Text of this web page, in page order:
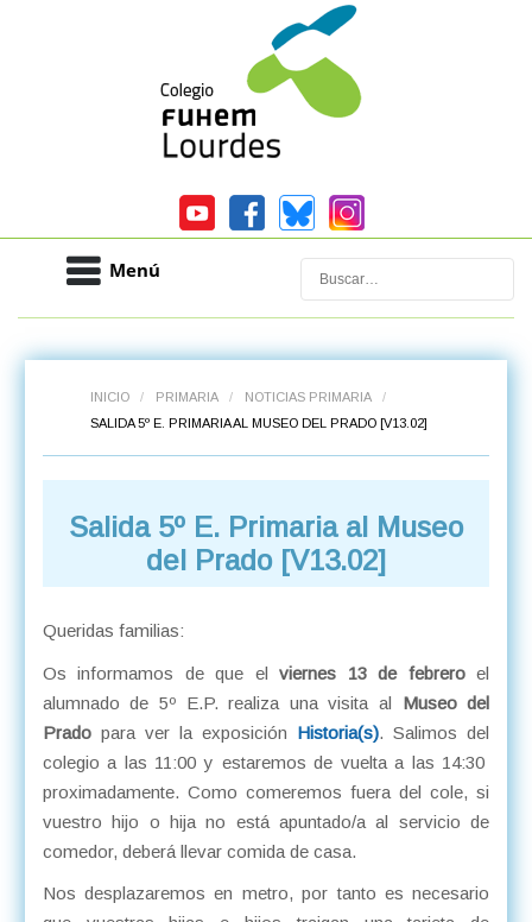
Menú Buscar
INICIO / PRIMARIA / NOTICIAS PRIMARIA
/
SALIDA 5º E. PRIMARIA AL MUSEO DEL PRADO [V13.02]
Salida 5º E. Primaria al Museo
del Prado [V13.02]
Queridas familias:
Os informamos de que elviernes 13 de febreroel
alumnado de 5º E.P. realiza una visita al Museo del
Pradopara ver la exposición Historia(s). Salimos del
colegio a las 11:00 y estaremos de vuelta a las 14:30
proximadamente. Como comeremos fuera del cole, si
vuestro hijo o hija no está apuntado/a al servicio de
comedor, deberá llevar comida de casa.
Nos desplazaremos en metro, por tanto es necesario